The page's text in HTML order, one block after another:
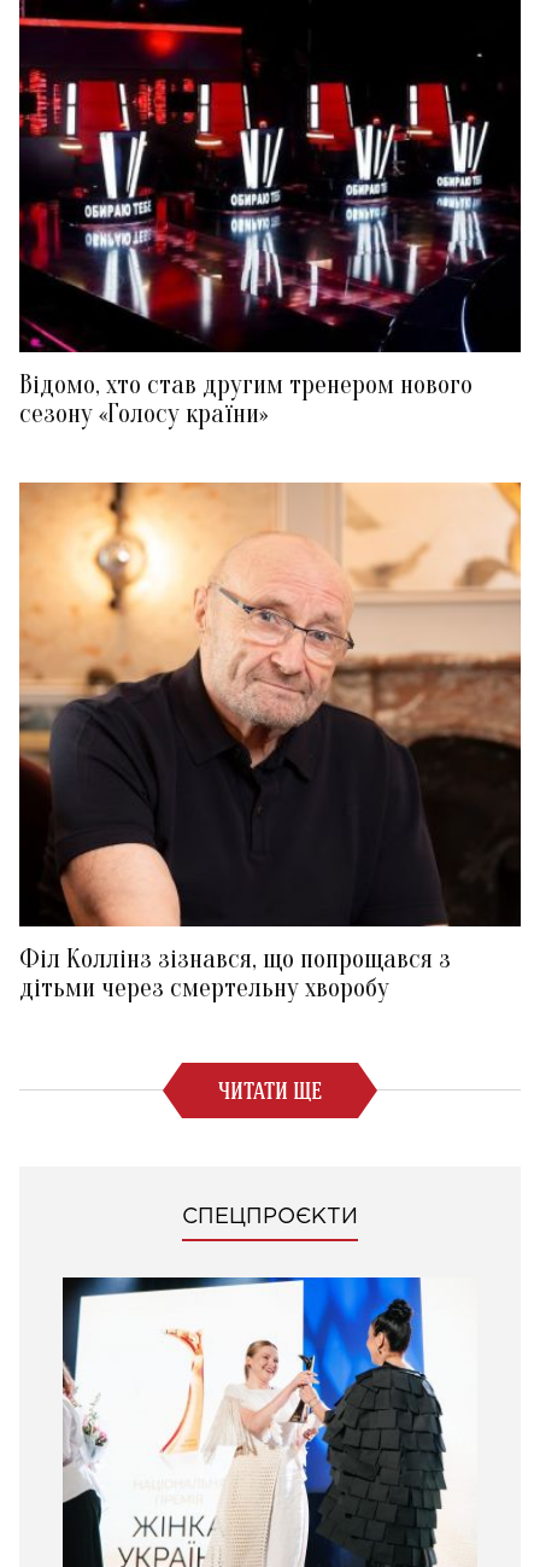
Відомо, хто став другим тренером нового
сезону «Голосу країни»
Філ Коллінз зізнався, що попрощався з
дітьми через смертельну хворобу
ЧИТАТИ ЩЕ
СПЕЦПРОЄКТИ